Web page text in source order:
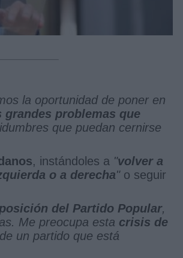
la oportunidad de poner en
grandes problemas que
que puedan cernirse
, instándoles a "volver a
o a derecha"o seguir
del Partido Popular,
Me preocupa esta crisis de
un partido que está